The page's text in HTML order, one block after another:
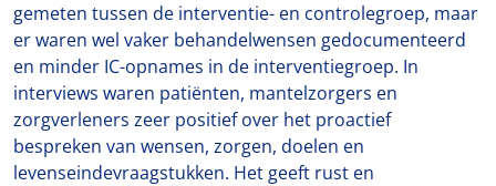
gemeten tussen de interventie- en controlegroep, maar
er waren wel vaker behandelwensen gedocumenteerd
en minder IC-opnames in de interventiegroep. In
interviews waren patiënten, mantelzorgers en
zorgverleners zeer positief over het proactief
bespreken van wensen, zorgen, doelen en
levenseindevraagstukken. Het geeft rust en